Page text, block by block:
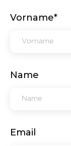
Vorname*
Name
Email